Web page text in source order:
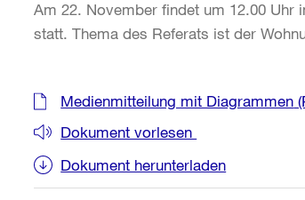
Am 22. November findet um 12.00 Uhr
statt. Thema des Referats ist der
Weitere
Informationen
Medienmitteilung mit Diagrammen
Dokument vorlesen
Dokument herunterladen